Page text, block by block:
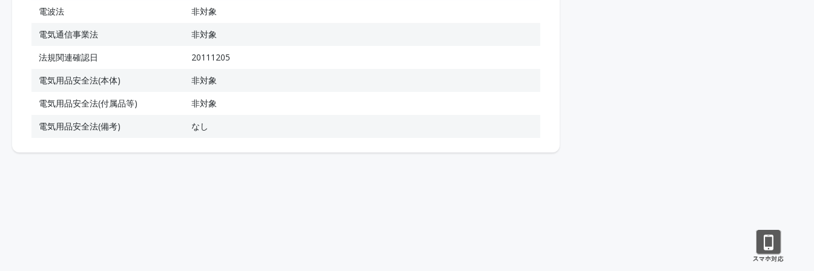
電波法
非対象
電気通信事業法
非対象
法規関連確認日
20111205
電気用品安全法(本体)
非対象
電気用品安全法(付属品等)
非対象
電気用品安全法(備考)
なし